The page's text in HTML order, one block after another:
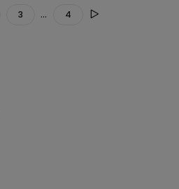
3 ... 4